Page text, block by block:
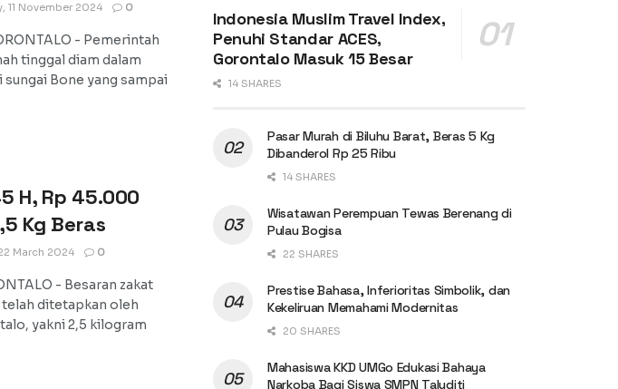
11 November 2024 0
- Pemerintah
tinggal diam dalam
Bone yang sampai
H, Rp 45.000
Kg Beras
March 2024 0
- Besaran zakat
ditetapkan oleh
yakni 2,5 kilogram
Indonesia Muslim Travel Index,
Penuhi Standar ACES,
Gorontalo Masuk 15 Besar
14 SHARES
Pasar Murah di Biluhu Barat, Beras 5 Kg
Dibanderol Rp 25 Ribu
14 SHARES
Wisatawan Perempuan Tewas Berenang di
Pulau Bogisa
22 SHARES
Prestise Bahasa, Inferioritas Simbolik, dan
Kekeliruan Memahami Modernitas
20 SHARES
Mahasiswa KKD UMGo Edukasi Bahaya
Narkoba Bagi Siswa SMPN Taluditi